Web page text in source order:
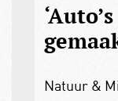
Natuur &